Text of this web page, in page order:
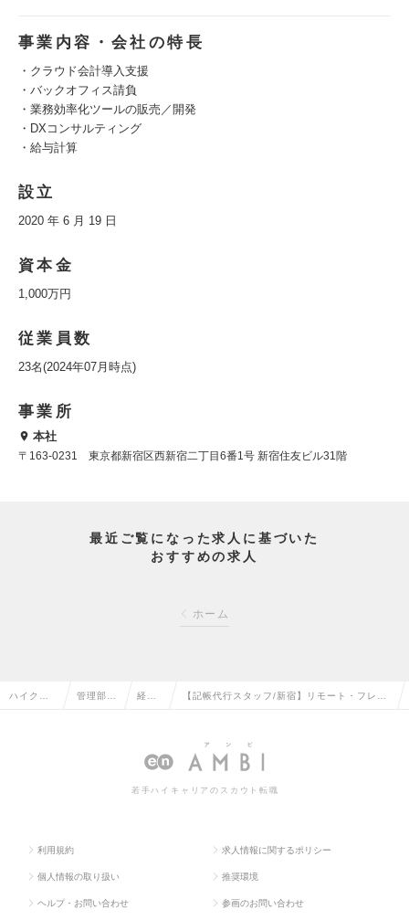
事業内容・会社の特長
・クラウド会計導入支援
・バックオフィス請負
・業務効率化ツールの販売／開発
・DXコンサルティング
・給与計算
設立
2020 年 6 月 19 日
資本金
1,000万円
従業員数
23名(2024年07月時点)
事業所
本社
〒163-0231 東京都新宿区西新宿二丁目6番1号 新宿住友ビル31階
最近ご覧になった求人に基づいた
おすすめの求人
ホーム
ハイクラ 管理部門 経理
職
【記帳代行スタッフ/新宿】リモート・フレッ
若手ハイキャリアのスカウト転職
利用規約 求人情報に関するポリシー
個人情報の取り扱い 推奨環境
ヘルプ・お問い合わせ 参画のお問い合わせ